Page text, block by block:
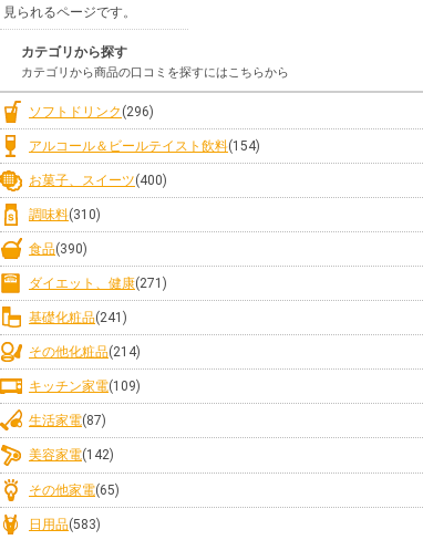
見られるページです。
カテゴリから探す
カテゴリから商品の口コミを探すにはこちらから
ソフトドリンク (296)
アルコール＆ビールテイスト飲料(154)
お菓子、スイーツ(400)
調味料(310)
食品(390)
ダイエット、健康(271)
基礎化粧品(241)
その他化粧品(214)
キッチン家電(109)
生活家電(87)
美容家電(142)
その他家電(65)
日用品(583)